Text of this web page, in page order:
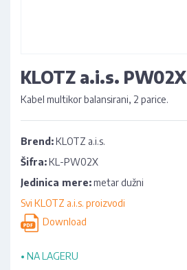
KLOTZ a.i.s. PW02X
Kabel multikor balansirani, 2 parice.
Brend:KLOTZ a.i.s.
Šifra:KL-PW02X
Jedinica mere:metar dužni
Svi KLOTZ a.i.s. proizvodi
Download
• NA LAGERU